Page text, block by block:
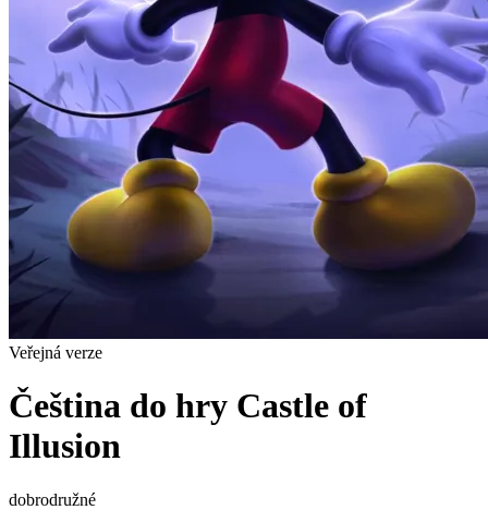
Veřejná verze
Čeština do hry Castle of
Illusion
dobrodružné